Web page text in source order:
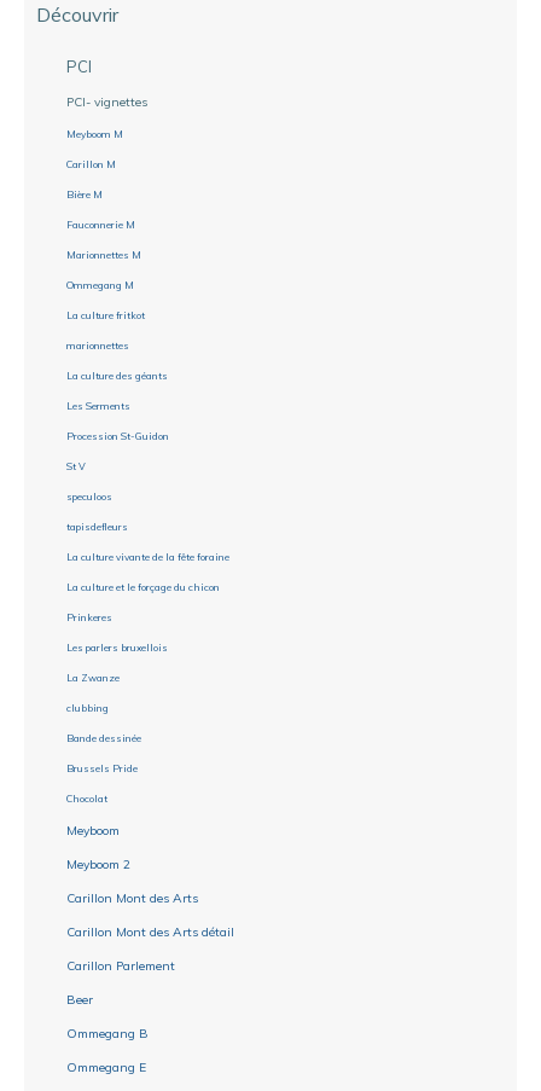
Découvrir
PCI
PCI- vignettes
Meyboom M
Carillon M
Bière M
Fauconnerie M
Marionnettes M
Ommegang M
La culture fritkot
marionnettes
La culture des géants
Les Serments
Procession St-Guidon
St V
speculoos
tapisdefleurs
La culture vivante de la fête foraine
La culture et le forçage du chicon
Prinkeres
Les parlers bruxellois
La Zwanze
clubbing
Bande dessinée
Brussels Pride
Chocolat
Meyboom
Meyboom 2
Carillon Mont des Arts
Carillon Mont des Arts détail
Carillon Parlement
Beer
Ommegang B
Ommegang E